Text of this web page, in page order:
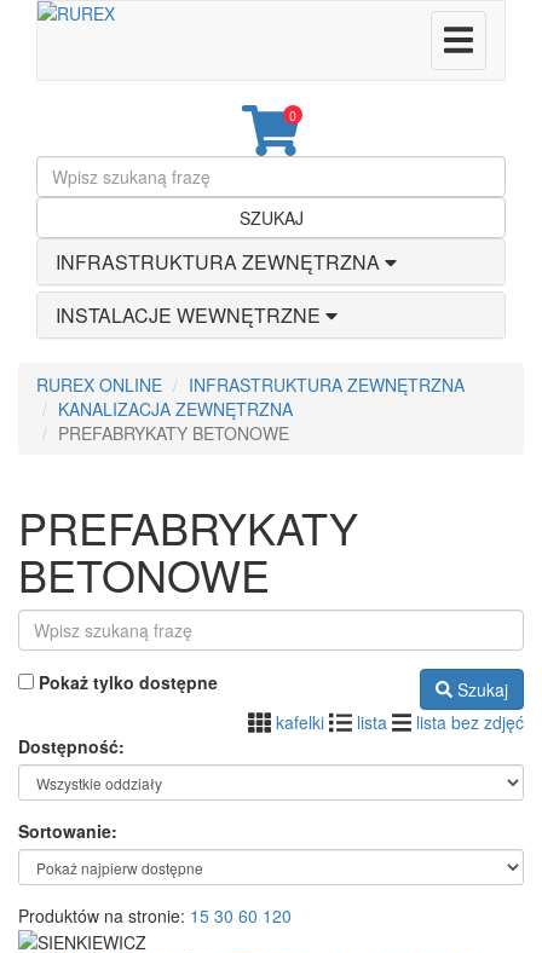
0
SZUKAJ
INFRASTRUKTURA ZEWNĘTRZNA
INSTALACJE WEWNĘTRZNE
RUREX ONLINE
INFRASTRUKTURA ZEWNĘTRZNA
KANALIZACJA ZEWNĘTRZNA
PREFABRYKATY BETONOWE
PREFABRYKATY
BETONOWE
Pokaż tylko dostępne
Szukaj
kafelki
lista
lista bez zdjęć
Dostępność:
Sortowanie:
Produktów na stronie: 15 30 60 120